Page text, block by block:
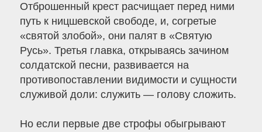
Отброшенный крест расчищает перед ними
путь к ницшевской свободе, и, согретые
«святой злобой», они палят в «Святую
Русь». Третья главка, открываясь зачином
солдатской песни, развивается на
противопоставлении видимости и сущности
служивой доли: служить — голову сложить.
Но если первые две строфы обыгрывают